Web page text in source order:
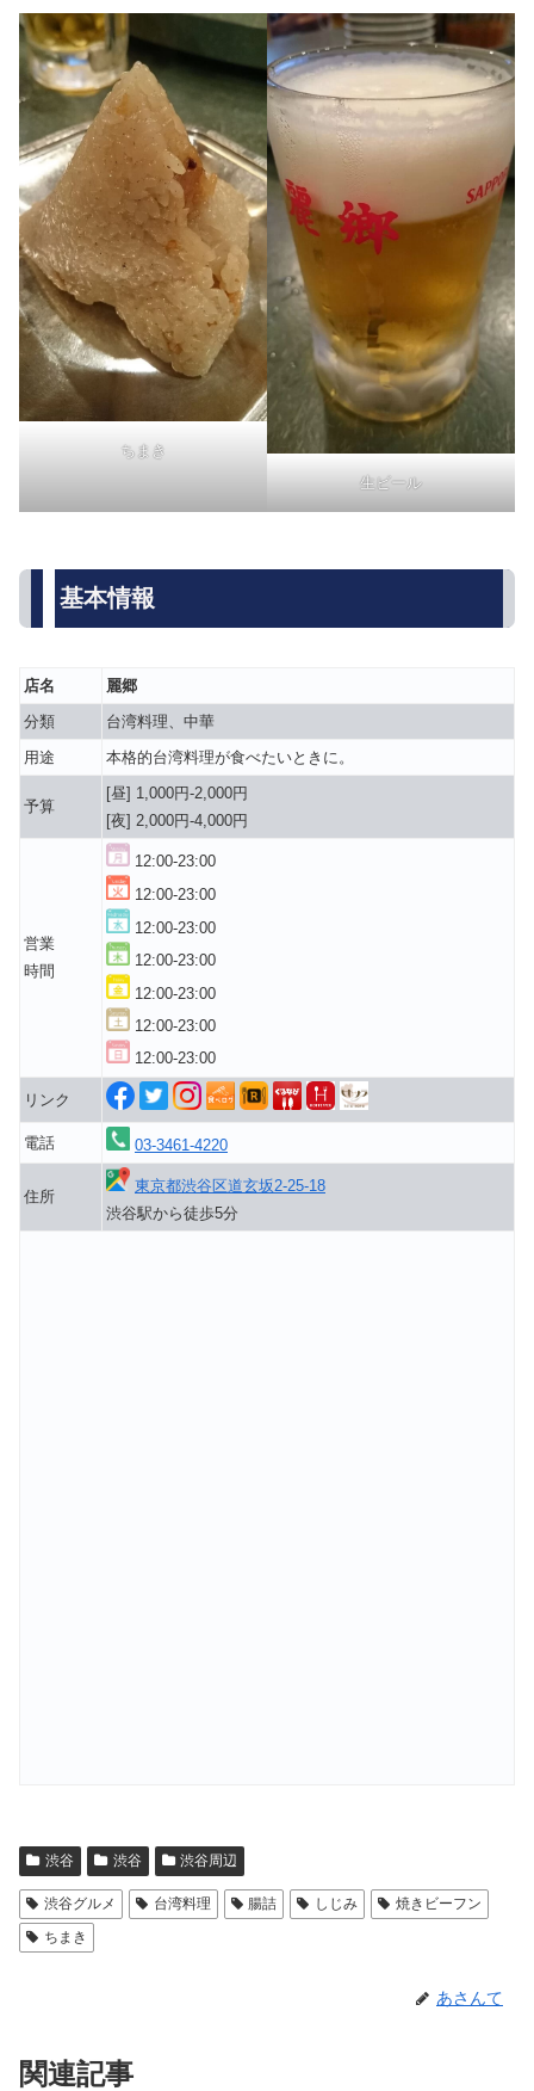
ちまき
生ビール
基本情報
店名
麗郷
分類
台湾料理、中華
用途
本格的台湾料理が食べたいときに。
予算
[昼] 1,000円-2,000円
[夜] 2,000円-4,000円
営業
時間
12:00-23:00
12:00-23:00
12:00-23:00
12:00-23:00
12:00-23:00
12:00-23:00
12:00-23:00
リンク
電話 03-3461-4220
住所
東京都渋谷区道玄坂2-25-18
渋谷駅から徒歩5分
渋谷 渋谷 渋谷周辺
渋谷グルメ 台湾料理 腸詰 しじみ
焼きビーフン
ちまき
あさんて
関連記事